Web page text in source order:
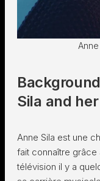
Sila and
Anne Sila est une
fait connaître grâce
télévision il y a